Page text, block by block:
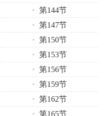
第144节
第147节
第150节
第153节
第156节
第159节
第162节
第165节